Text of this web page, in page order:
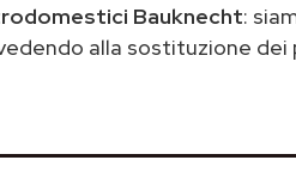
Bauknecht:
alla sostituzione